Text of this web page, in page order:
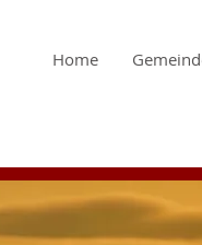
Home